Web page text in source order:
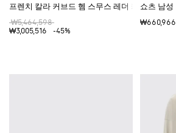
프렌치 칼라 커브드 헴 스무스 레더 캐주얼 셔츠
₩5,464,598
₩3,005,516
-45%
쇼츠 남성
₩660,966